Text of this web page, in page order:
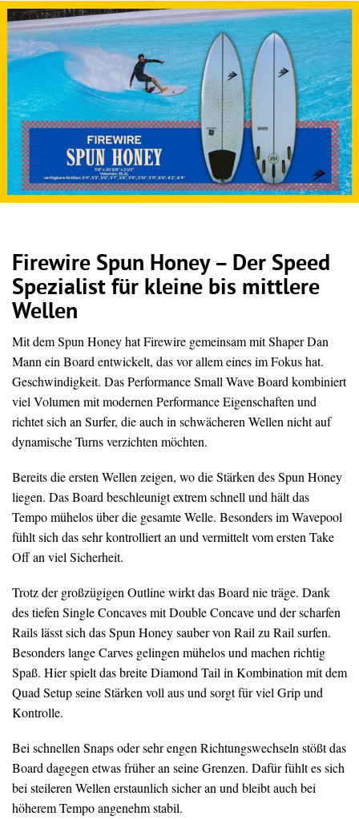
Firewire Spun Honey – Der Speed
Spezialist für kleine bis mittlere
Wellen
Mit dem Spun Honey hat Firewire gemeinsam mit Shaper Dan
Mann ein Board entwickelt, das vor allem eines im Fokus hat.
Geschwindigkeit. Das Performance Small Wave Board kombiniert
viel Volumen mit modernen Performance Eigenschaften und
richtet sich an Surfer, die auch in schwächeren Wellen nicht auf
dynamische Turns verzichten möchten.
Bereits die ersten Wellen zeigen, wo die Stärken des Spun Honey
liegen. Das Board beschleunigt extrem schnell und hält das
Tempo mühelos über die gesamte Welle. Besonders im Wavepool
fühlt sich das sehr kontrolliert an und vermittelt vom ersten Take
Off an viel Sicherheit.
Trotz der großzügigen Outline wirkt das Board nie träge. Dank
des tiefen Single Concaves mit Double Concave und der scharfen
Rails lässt sich das Spun Honey sauber von Rail zu Rail surfen.
Besonders lange Carves gelingen mühelos und machen richtig
Spaß. Hier spielt das breite Diamond Tail in Kombination mit dem
Quad Setup seine Stärken voll aus und sorgt für viel Grip und
Kontrolle.
Bei schnellen Snaps oder sehr engen Richtungswechseln stößt das
Board dagegen etwas früher an seine Grenzen. Dafür fühlt es sich
bei steileren Wellen erstaunlich sicher an und bleibt auch bei
höherem Tempo angenehm stabil.